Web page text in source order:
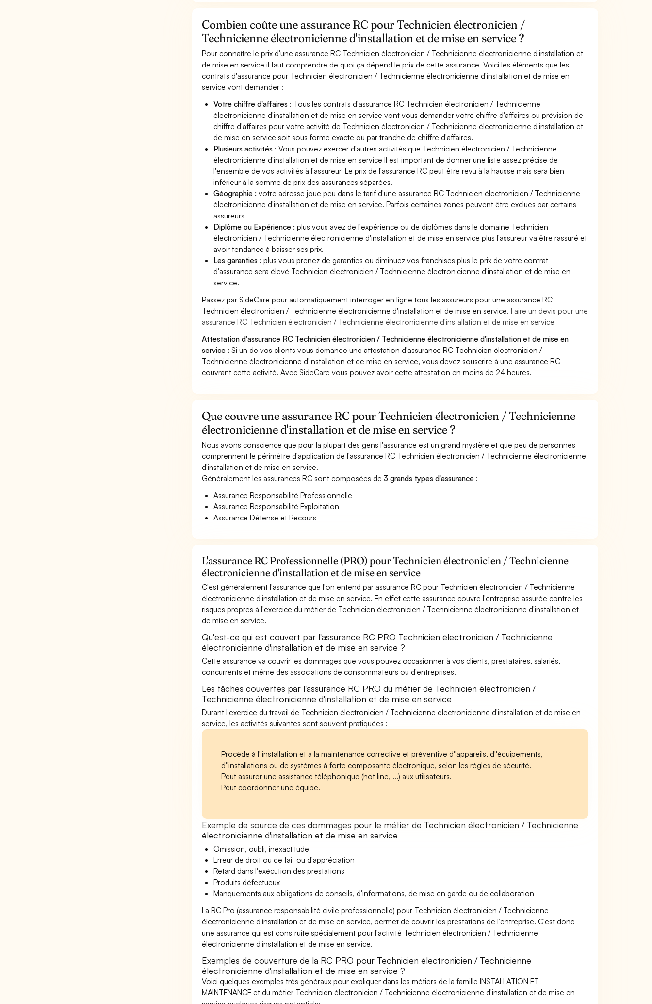
Combien coûte une assurance RC pour Technicien électronicien /
Technicienne électronicienne d'installation et de mise en service ?
Pour connaître le prix d'une assurance RC Technicien électronicien / Technicienne électronicienne d'installation et
de mise en service il faut comprendre de quoi ça dépend le prix de cette assurance. Voici les éléments que les
contrats d'assurance pour Technicien électronicien / Technicienne électronicienne d'installation et de mise en
service vont demander :
Votre chiffre d'affaires : Tous les contrats d'assurance RC Technicien électronicien / Technicienne
électronicienne d'installation et de mise en service vont vous demander votre chiffre d'affaires ou prévision de
chiffre d'affaires pour votre activité de Technicien électronicien / Technicienne électronicienne d'installation et
de mise en service soit sous forme exacte ou par tranche de chiffre d'affaires.
Plusieurs activités : Vous pouvez exercer d'autres activités que Technicien électronicien / Technicienne
électronicienne d'installation et de mise en service Il est important de donner une liste assez précise de
l'ensemble de vos activités à l'assureur. Le prix de l'assurance RC peut être revu à la hausse mais sera bien
inférieur à la somme de prix des assurances séparées.
Géographie :votre adresse joue peu dans le tarif d'une assurance RC Technicien électronicien / Technicienne
électronicienne d'installation et de mise en service. Parfois certaines zones peuvent être exclues par certains
assureurs.
Diplôme ou Expérience :plus vous avez de l'expérience ou de diplômes dans le domaine Technicien
électronicien / Technicienne électronicienne d'installation et de mise en service plus l'assureur va être rassuré et
avoir tendance à baisser ses prix.
Les garanties :plus vous prenez de garanties ou diminuez vos franchises plus le prix de votre contrat
d'assurance sera élevé Technicien électronicien / Technicienne électronicienne d'installation et de mise en
service.
Passez par SideCare pour automatiquement interroger en ligne tous les assureurs pour une assurance RC
Technicien électronicien / Technicienne électronicienne d'installation et de mise en service.Faire un devis pour une
assurance RC Technicien électronicien / Technicienne électronicienne d'installation et de mise en service
Attestation d'assurance RC Technicien électronicien / Technicienne électronicienne d'installation et de mise en
service : Si un de vos clients vous demande une attestation d'assurance RC Technicien électronicien /
Technicienne électronicienne d'installation et de mise en service, vous devez souscrire à une assurance RC
couvrant cette activité. Avec SideCare vous pouvez avoir cette attestation en moins de 24 heures.
Que couvre une assurance RC pour Technicien électronicien / Technicienne
électronicienne d'installation et de mise en service ?
Nous avons conscience que pour la plupart des gens l'assurance est un grand mystère et que peu de personnes
comprennent le périmètre d'application de l'assurance RC Technicien électronicien / Technicienne électronicienne
d'installation et de mise en service.
Généralement les assurances RC sont composées de3 grands types d'assurance :
Assurance Responsabilité Professionnelle
Assurance Responsabilité Exploitation
Assurance Défense et Recours
L'assurance RC Professionnelle (PRO) pour Technicien électronicien / Technicienne
électronicienne d'installation et de mise en service
C'est généralement l'assurance que l'on entend par assurance RC pour Technicien électronicien / Technicienne
électronicienne d'installation et de mise en service. En effet cette assurance couvre l'entreprise assurée contre les
risques propres à l'exercice du métier de Technicien électronicien / Technicienne électronicienne d'installation et
de mise en service.
Qu'est-ce qui est couvert par l'assurance RC PRO Technicien électronicien / Technicienne
électronicienne d'installation et de mise en service ?
Cette assurance va couvrir les dommages que vous pouvez occasionner à vos clients, prestataires, salariés,
concurrents et même des associations de consommateurs ou d'entreprises.
Les tâches couvertes par l'assurance RC PRO du métier de Technicien électronicien /
Technicienne électronicienne d'installation et de mise en service
Durant l'exercice du travail de Technicien électronicien / Technicienne électronicienne d'installation et de mise en
service, les activités suivantes sont souvent pratiquées :
Procède à l''installation et à la maintenance corrective et préventive d''appareils, d''équipements,
d''installations ou de systèmes à forte composante électronique, selon les règles de sécurité.
Peut assurer une assistance téléphonique (hot line, ...) aux utilisateurs.
Peut coordonner une équipe.
Exemple de source de ces dommages pour le métier de Technicien électronicien / Technicienne
électronicienne d'installation et de mise en service
Omission, oubli, inexactitude
Erreur de droit ou de fait ou d'appréciation
Retard dans l'exécution des prestations
Produits défectueux
Manquements aux obligations de conseils, d'informations, de mise en garde ou de collaboration
La RC Pro (assurance responsabilité civile professionnelle) pour Technicien électronicien / Technicienne
électronicienne d'installation et de mise en service, permet de couvrir les prestations de l’entreprise. C'est donc
une assurance qui est construite spécialement pour l'activité Technicien électronicien / Technicienne
électronicienne d'installation et de mise en service.
Exemples de couverture de la RC PRO pour Technicien électronicien / Technicienne
électronicienne d'installation et de mise en service ?
Voici quelques exemples très généraux pour expliquer dans les métiers de la famille INSTALLATION ET
MAINTENANCE et du métier Technicien électronicien / Technicienne électronicienne d'installation et de mise en